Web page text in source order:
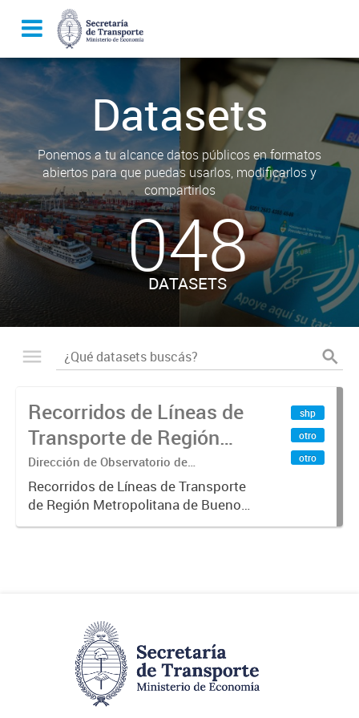
Datasets
Ponemos a tu alcance datos públicos en formatos
abiertos para que puedas usarlos, modificarlos y
compartirlos
048
DATASETS
Recorridos de Líneas de
Transporte de Región
Metropolitana de
Buenos Aires (RMBA)
Dirección de Observatorio de
Transporte, Estudio y Sistemas
Recorridos de Líneas de Transporte
de Región Metropolitana de Buenos
Aires (RMBA).-
shp
otro
otro